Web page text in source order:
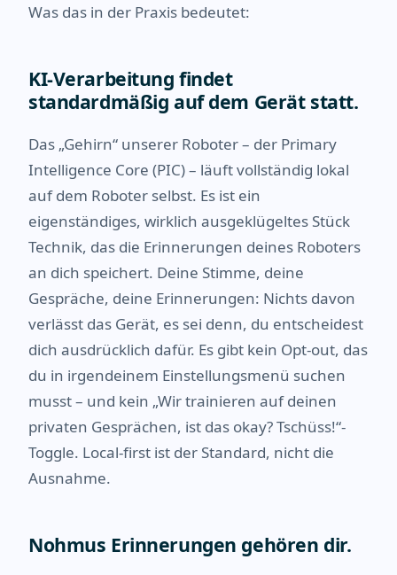
Was das in der Praxis bedeutet:
KI-Verarbeitung findet
standardmäßig auf dem Gerät statt.
Das „Gehirn“ unserer Roboter – der Primary
Intelligence Core (PIC) – läuft vollständig lokal
auf dem Roboter selbst. Es ist ein
eigenständiges, wirklich ausgeklügeltes Stück
Technik, das die Erinnerungen deines Roboters
an dich speichert. Deine Stimme, deine
Gespräche, deine Erinnerungen: Nichts davon
verlässt das Gerät, es sei denn, du entscheidest
dich ausdrücklich dafür. Es gibt kein Opt-out, das
du in irgendeinem Einstellungsmenü suchen
musst – und kein „Wir trainieren auf deinen
privaten Gesprächen, ist das okay? Tschüss!“-
Toggle. Local-first ist der Standard, nicht die
Ausnahme.
Nohmus Erinnerungen gehören dir.